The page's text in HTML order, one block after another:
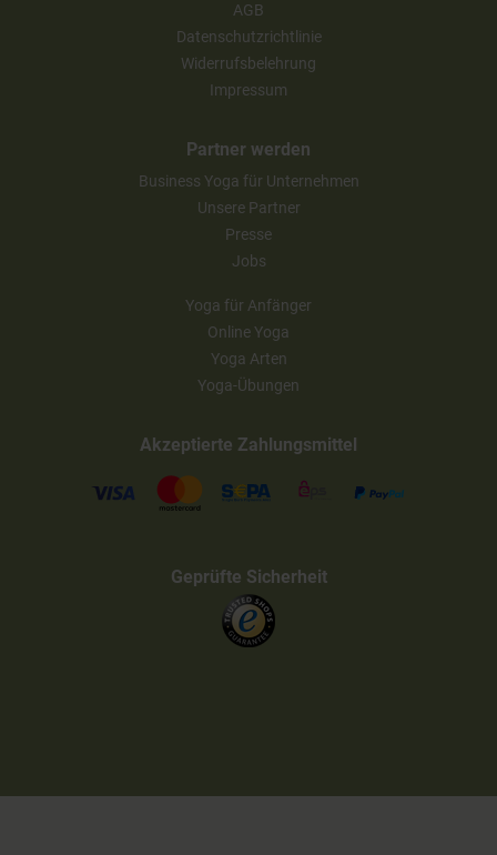
AGB
Datenschutzrichtlinie
Widerrufsbelehrung
Impressum
Partner werden
Business Yoga für Unternehmen
Unsere Partner
Presse
Jobs
Yoga für Anfänger
Online Yoga
Yoga Arten
Yoga-Übungen
Akzeptierte Zahlungsmittel
Geprüfte Sicherheit